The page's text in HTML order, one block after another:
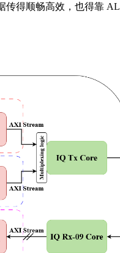
得顺畅高效，也得靠